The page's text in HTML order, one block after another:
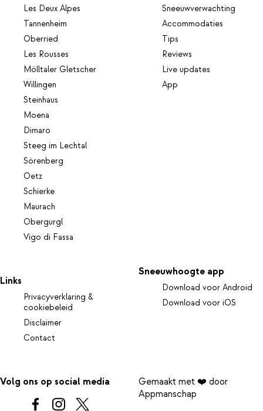
Les Deux Alpes
Tannenheim
Oberried
Les Rousses
Mölltaler Gletscher
Willingen
Steinhaus
Moena
Dimaro
Steeg im Lechtal
Sörenberg
Oetz
Schierke
Maurach
Obergurgl
Vigo di Fassa
Sneeuwverwachting
Accommodaties
Tips
Reviews
Live updates
App
Links
Privacyverklaring &
cookiebeleid
Disclaimer
Contact
Sneeuwhoogte app
Download voor Android
Download voor iOS
Volg ons op social media
Gemaakt met ❤️ door
Appmanschap